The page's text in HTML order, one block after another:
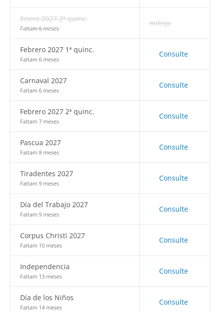
Enero 2027 2ª quinc.
Faltam 6 meses
Indisp.
Febrero 2027 1ª quinc.
Faltam 6 meses
Consulte
Carnaval 2027
Faltam 6 meses
Consulte
Febrero 2027 2ª quinc.
Faltam 7 meses
Consulte
Pascua 2027
Faltam 8 meses
Consulte
Tiradentes 2027
Faltam 9 meses
Consulte
Día del Trabajo 2027
Faltam 9 meses
Consulte
Corpus Christi 2027
Faltam 10 meses
Consulte
Independencia
Faltam 13 meses
Consulte
Día de los Niños
Faltam 14 meses
Consulte